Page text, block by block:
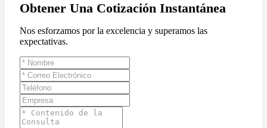
Obtener Una Cotización Instantánea
Nos esforzamos por la excelencia y superamos las
expectativas.